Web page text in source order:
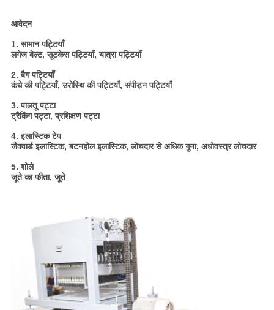
आवेदन
1. सामान पट्टियाँ
लगेज बेल्ट, सूटकेस पट्टियाँ, यात्रा पट्टियाँ
2. बैग पट्टियाँ
कंधे की पट्टियाँ, उरोस्थि की पट्टियाँ, संपीड़न पट्टियाँ
3. पालतू पट्टा
ट्रैकिंग पट्टा, प्रशिक्षण पट्टा
4. इलास्टिक टेप
जैक्वार्ड इलास्टिक, बटनहोल इलास्टिक, लोचदार से अधिक गुना, अधोवस्त्र लोचदार
5. शोले
जूते का फीता, जूते